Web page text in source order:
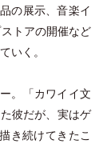
の展示、音楽イ
トアの開催など
いく。
。 「カワイイ文
彼だが、実はゲ
き続けてきたこ